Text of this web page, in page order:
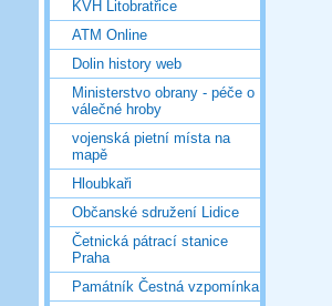
KVH Litobratřice
ATM Online
Dolin history web
Ministerstvo obrany - péče o
válečné hroby
vojenská pietní místa na
mapě
Hloubkaři
Občanské sdružení Lidice
Četnická pátrací stanice
Praha
Památník Čestná vzpomínka